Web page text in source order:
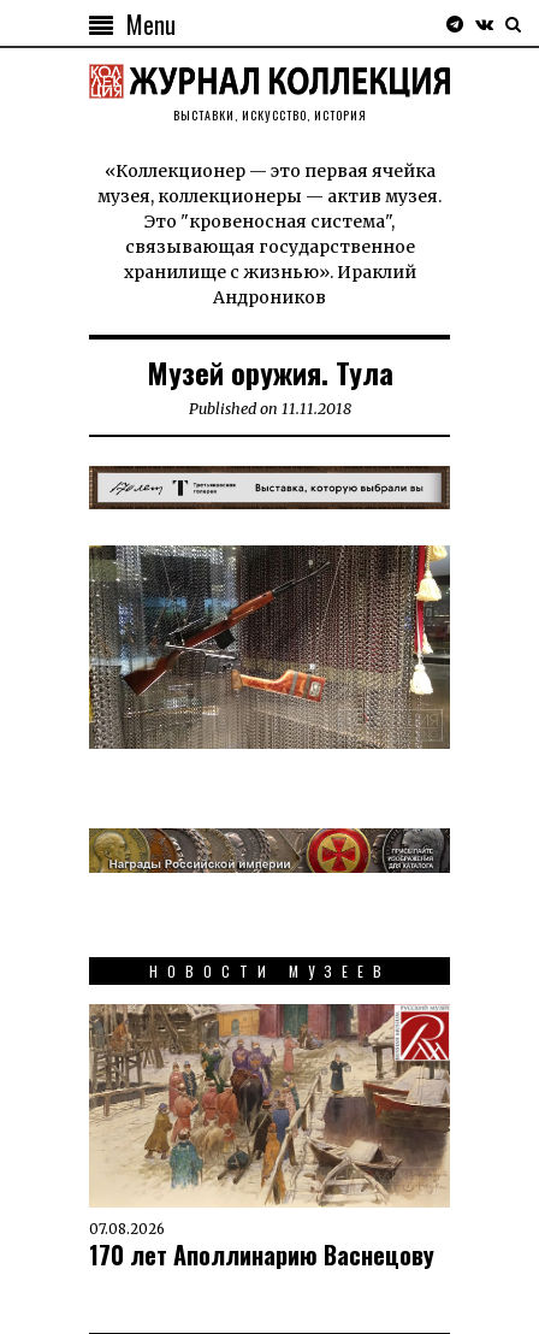
Menu
ВЫСТАВКИ, ИСКУССТВО, ИСТОРИЯ
«Коллекционер — это первая ячейка
музея, коллекционеры — актив музея.
Это "кровеносная система",
связывающая государственное
хранилище с жизнью». Ираклий
Андроников
Музей оружия. Тула
Published on 11.11.201811.11.2018
НОВОСТИ МУЗЕЕВ
07.08.2026
170 лет Аполлинарию Васнецову